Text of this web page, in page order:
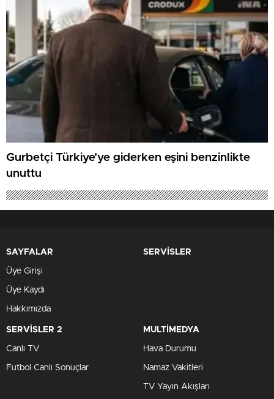
Gurbetçi Türkiye’ye giderken eşini benzinlikte
unuttu
SAYFALAR
Üye Girişi
Üye Kaydı
Hakkımızda
SERVİSLER
SERVİSLER 2
Canlı TV
Futbol Canlı Sonuçlar
MULTİMEDYA
Hava Durumu
Namaz Vakitleri
TV Yayın Akışları